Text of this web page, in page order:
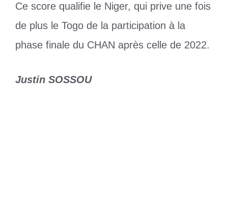
Ce score qualifie le Niger, qui prive une fois
de plus le Togo de la participation à la
phase finale du CHAN après celle de 2022.
Justin SOSSOU